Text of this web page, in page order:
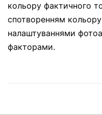
кольору фактичного
спотворенням
налаштуваннями
факторами.